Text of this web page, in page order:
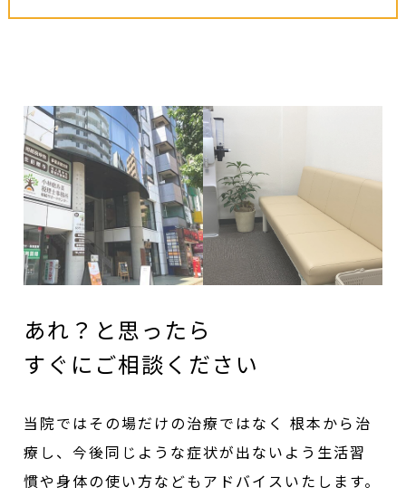
あれ？と思ったら
すぐにご相談ください
当院ではその場だけの治療ではなく 根本から治
療し、今後同じような症状が出ないよう生活習
慣や身体の使い方などもアドバイスいたします。